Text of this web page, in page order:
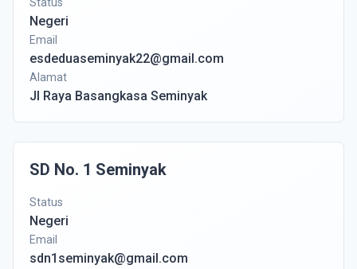
Negeri
Email
esdeduaseminyak22@gmail.com
Alamat
Jl Raya Basangkasa Seminyak
SD No. 1 Seminyak
Status
Negeri
Email
sdn1seminyak@gmail.com